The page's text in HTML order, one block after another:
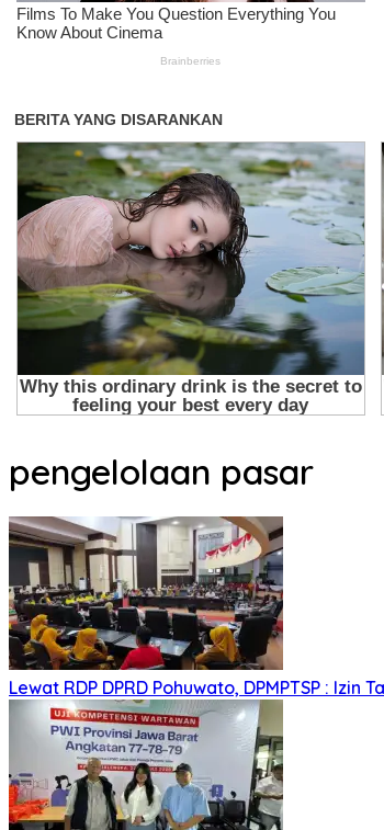
pengelolaan pasar
Lewat RDP DPRD Pohuwato, DPMPTSP : Izin